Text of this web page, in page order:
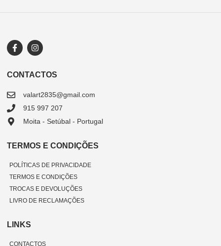
CONTACTOS
valart2835@gmail.com
915 997 207
Moita - Setúbal - Portugal
TERMOS E CONDIÇÕES
POLÍTICAS DE PRIVACIDADE
TERMOS E CONDIÇÕES
TROCAS E DEVOLUÇÕES
LIVRO DE RECLAMAÇÕES
LINKS
CONTACTOS